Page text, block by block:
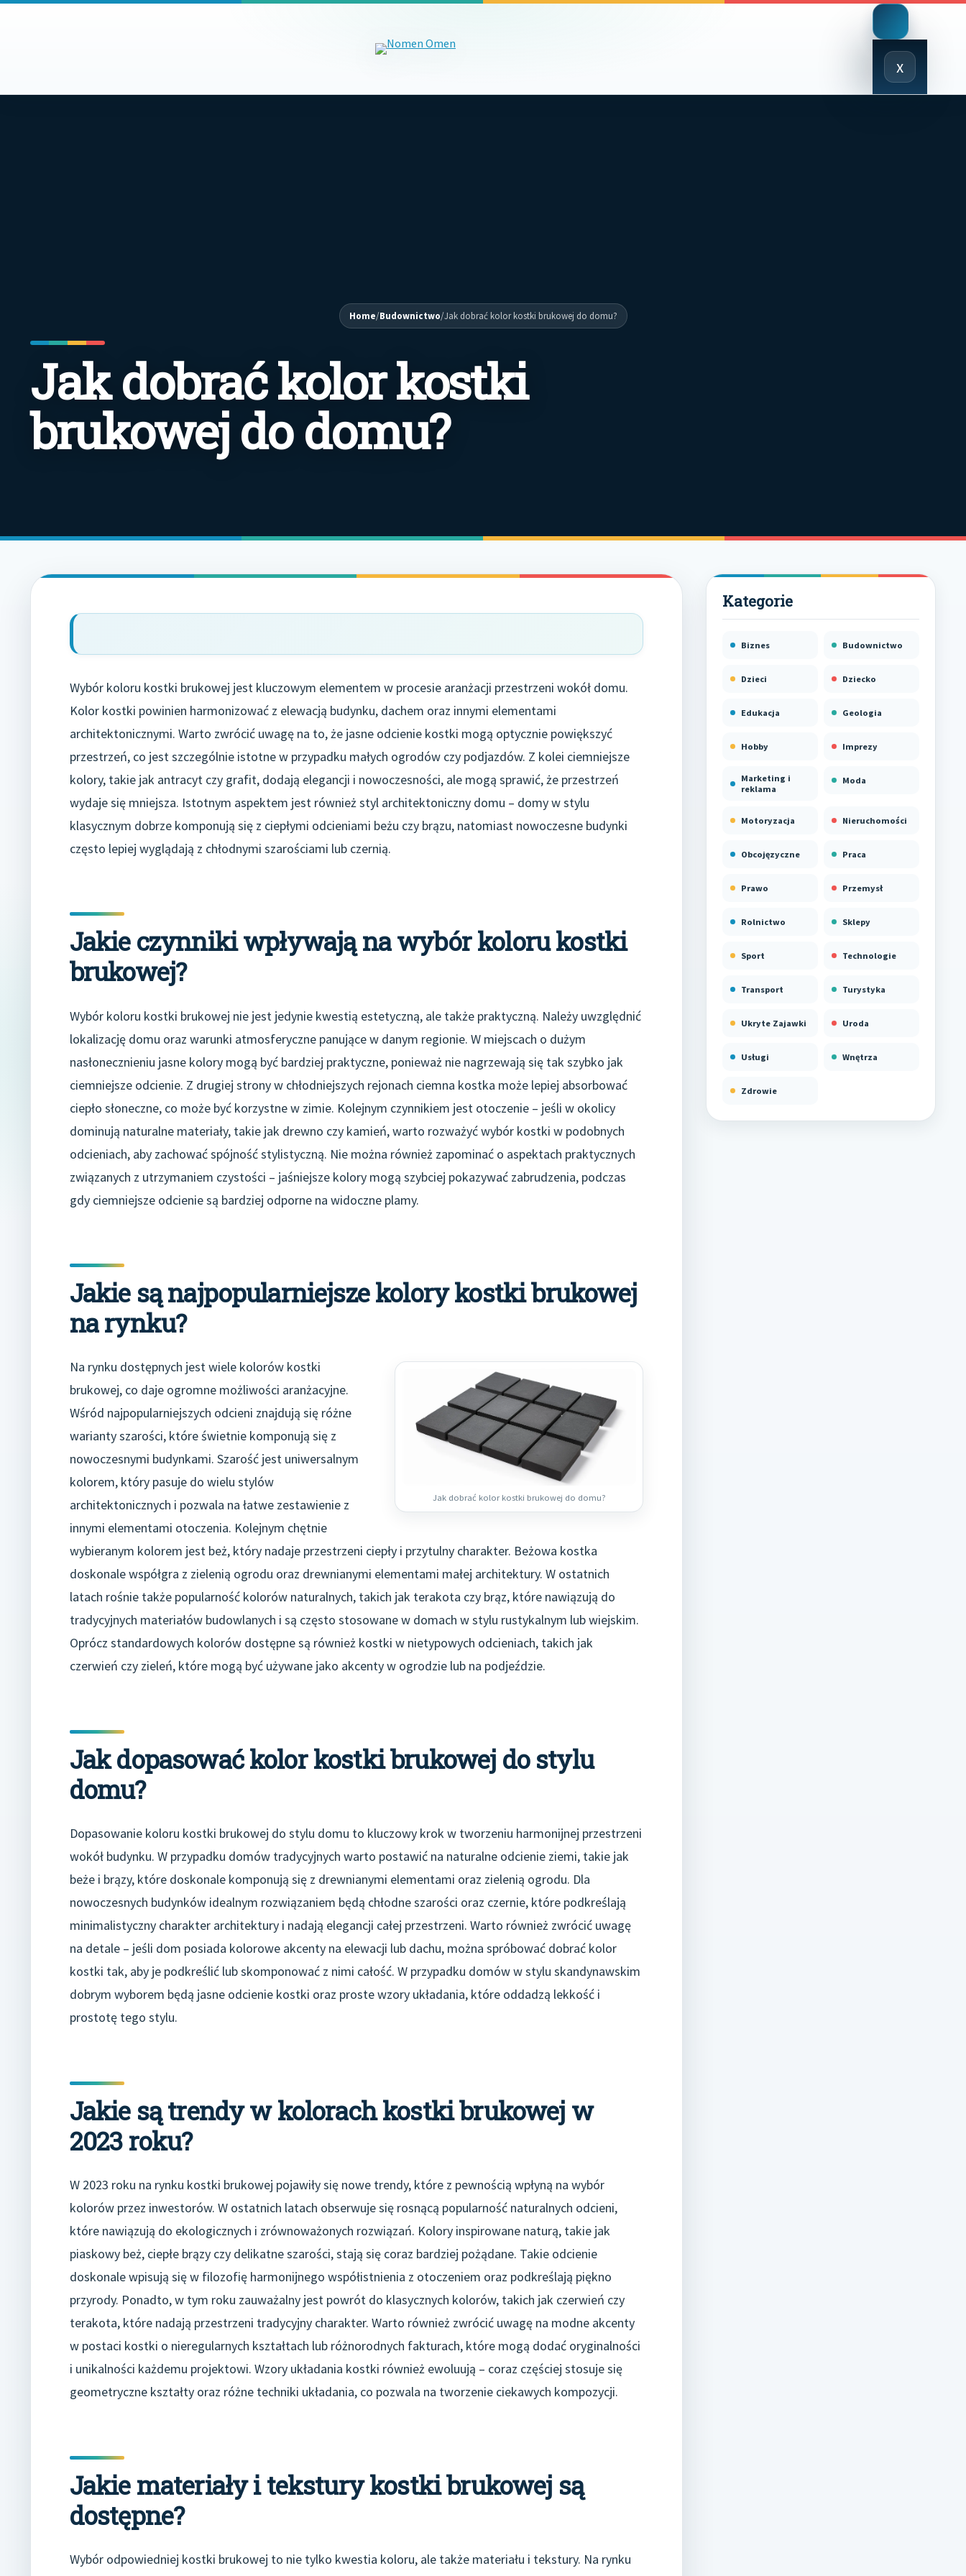
x
Close
Menu
Home/Budownictwo/Jak dobrać kolor kostki brukowej do domu?
Jak dobrać kolor kostki
brukowej do domu?
Wybór koloru kostki brukowej jest kluczowym elementem w procesie aranżacji przestrzeni wokół domu.
Kolor kostki powinien harmonizować z elewacją budynku, dachem oraz innymi elementami
architektonicznymi. Warto zwrócić uwagę na to, że jasne odcienie kostki mogą optycznie powiększyć
przestrzeń, co jest szczególnie istotne w przypadku małych ogrodów czy podjazdów. Z kolei ciemniejsze
kolory, takie jak antracyt czy grafit, dodają elegancji i nowoczesności, ale mogą sprawić, że przestrzeń
wydaje się mniejsza. Istotnym aspektem jest również styl architektoniczny domu – domy w stylu
klasycznym dobrze komponują się z ciepłymi odcieniami beżu czy brązu, natomiast nowoczesne budynki
często lepiej wyglądają z chłodnymi szarościami lub czernią.
Jakie czynniki wpływają na wybór koloru kostki
brukowej?
Wybór koloru kostki brukowej nie jest jedynie kwestią estetyczną, ale także praktyczną. Należy uwzględnić
lokalizację domu oraz warunki atmosferyczne panujące w danym regionie. W miejscach o dużym
nasłonecznieniu jasne kolory mogą być bardziej praktyczne, ponieważ nie nagrzewają się tak szybko jak
ciemniejsze odcienie. Z drugiej strony w chłodniejszych rejonach ciemna kostka może lepiej absorbować
ciepło słoneczne, co może być korzystne w zimie. Kolejnym czynnikiem jest otoczenie – jeśli w okolicy
dominują naturalne materiały, takie jak drewno czy kamień, warto rozważyć wybór kostki w podobnych
odcieniach, aby zachować spójność stylistyczną. Nie można również zapominać o aspektach praktycznych
związanych z utrzymaniem czystości – jaśniejsze kolory mogą szybciej pokazywać zabrudzenia, podczas
gdy ciemniejsze odcienie są bardziej odporne na widoczne plamy.
Jakie są najpopularniejsze kolory kostki brukowej
na rynku?
Jak dobrać kolor kostki brukowej do domu?
Na rynku dostępnych jest wiele kolorów kostki
brukowej, co daje ogromne możliwości aranżacyjne.
Wśród najpopularniejszych odcieni znajdują się różne
warianty szarości, które świetnie komponują się z
nowoczesnymi budynkami. Szarość jest uniwersalnym
kolorem, który pasuje do wielu stylów
architektonicznych i pozwala na łatwe zestawienie z
innymi elementami otoczenia. Kolejnym chętnie
wybieranym kolorem jest beż, który nadaje przestrzeni ciepły i przytulny charakter. Beżowa kostka
doskonale współgra z zielenią ogrodu oraz drewnianymi elementami małej architektury. W ostatnich
latach rośnie także popularność kolorów naturalnych, takich jak terakota czy brąz, które nawiązują do
tradycyjnych materiałów budowlanych i są często stosowane w domach w stylu rustykalnym lub wiejskim.
Oprócz standardowych kolorów dostępne są również kostki w nietypowych odcieniach, takich jak
czerwień czy zieleń, które mogą być używane jako akcenty w ogrodzie lub na podjeździe.
Jak dopasować kolor kostki brukowej do stylu
domu?
Dopasowanie koloru kostki brukowej do stylu domu to kluczowy krok w tworzeniu harmonijnej przestrzeni
wokół budynku. W przypadku domów tradycyjnych warto postawić na naturalne odcienie ziemi, takie jak
beże i brązy, które doskonale komponują się z drewnianymi elementami oraz zielenią ogrodu. Dla
nowoczesnych budynków idealnym rozwiązaniem będą chłodne szarości oraz czernie, które podkreślają
minimalistyczny charakter architektury i nadają elegancji całej przestrzeni. Warto również zwrócić uwagę
na detale – jeśli dom posiada kolorowe akcenty na elewacji lub dachu, można spróbować dobrać kolor
kostki tak, aby je podkreślić lub skomponować z nimi całość. W przypadku domów w stylu skandynawskim
dobrym wyborem będą jasne odcienie kostki oraz proste wzory układania, które oddadzą lekkość i
prostotę tego stylu.
Jakie są trendy w kolorach kostki brukowej w
2023 roku?
W 2023 roku na rynku kostki brukowej pojawiły się nowe trendy, które z pewnością wpłyną na wybór
kolorów przez inwestorów. W ostatnich latach obserwuje się rosnącą popularność naturalnych odcieni,
które nawiązują do ekologicznych i zrównoważonych rozwiązań. Kolory inspirowane naturą, takie jak
piaskowy beż, ciepłe brązy czy delikatne szarości, stają się coraz bardziej pożądane. Takie odcienie
doskonale wpisują się w filozofię harmonijnego współistnienia z otoczeniem oraz podkreślają piękno
przyrody. Ponadto, w tym roku zauważalny jest powrót do klasycznych kolorów, takich jak czerwień czy
terakota, które nadają przestrzeni tradycyjny charakter. Warto również zwrócić uwagę na modne akcenty
w postaci kostki o nieregularnych kształtach lub różnorodnych fakturach, które mogą dodać oryginalności
i unikalności każdemu projektowi. Wzory układania kostki również ewoluują – coraz częściej stosuje się
geometryczne kształty oraz różne techniki układania, co pozwala na tworzenie ciekawych kompozycji.
Jakie materiały i tekstury kostki brukowej są
dostępne?
Wybór odpowiedniej kostki brukowej to nie tylko kwestia koloru, ale także materiału i tekstury. Na rynku
Biznes Budownictwo
Dzieci Dziecko
Edukacja Geologia
Hobby Imprezy
Marketing i
reklama
Moda
Motoryzacja Nieruchomości
Obcojęzyczne Praca
Prawo Przemysł
Rolnictwo Sklepy
Sport Technologie
Transport Turystyka
Ukryte Zajawki Uroda
Usługi Wnętrza
Zdrowie